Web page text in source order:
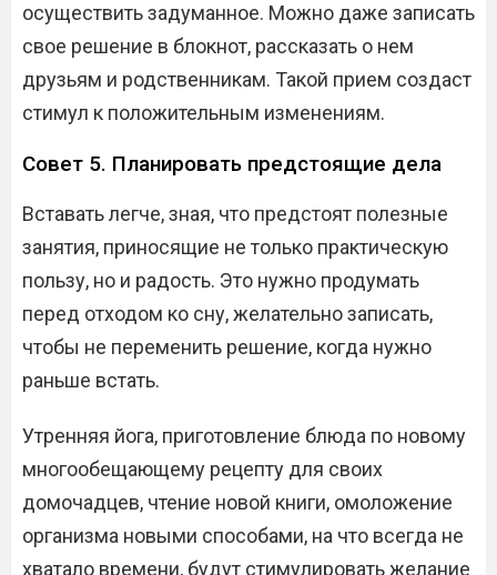
осуществить задуманное. Можно даже записать
свое решение в блокнот, рассказать о нем
друзьям и родственникам. Такой прием создаст
стимул к положительным изменениям.
Совет 5. Планировать предстоящие дела
Вставать легче, зная, что предстоят полезные
занятия, приносящие не только практическую
пользу, но и радость. Это нужно продумать
перед отходом ко сну, желательно записать,
чтобы не переменить решение, когда нужно
раньше встать.
Утренняя йога, приготовление блюда по новому
многообещающему рецепту для своих
домочадцев, чтение новой книги, омоложение
организма новыми способами, на что всегда не
хватало времени, будут стимулировать желание